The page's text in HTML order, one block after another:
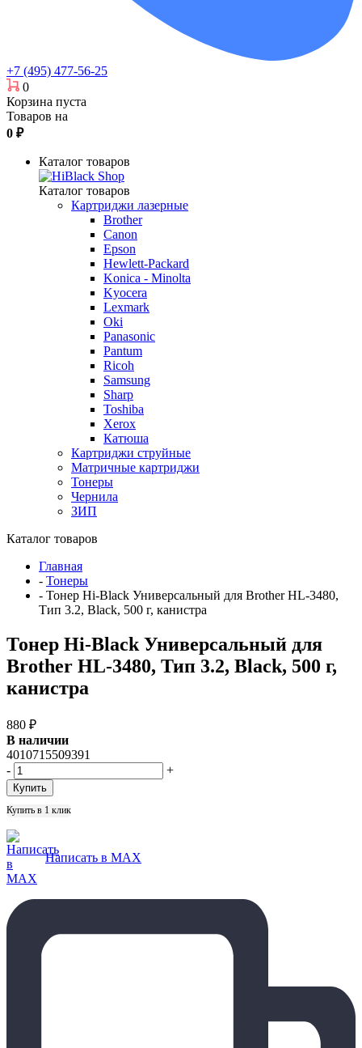
+7 (495) 477-56-25
0
Корзина пуста
Товаров на
0 ₽
Каталог товаров
Каталог товаров
Картриджи лазерные
Brother
Canon
Epson
Hewlett-Packard
Konica - Minolta
Kyocera
Lexmark
Oki
Panasonic
Pantum
Ricoh
Samsung
Sharp
Toshiba
Xerox
Катюша
Картриджи струйные
Матричные картриджи
Тонеры
Чернила
ЗИП
Каталог товаров
Главная
- Тонеры
- Тонер Hi-Black Универсальный для Brother HL-3480,
Тип 3.2, Black, 500 г, канистра
Тонер Hi-Black Универсальный для
Brother HL-3480, Тип 3.2, Black, 500 г,
канистра
880 ₽
В наличии
4010715509391
-
+
Купить в 1 клик
Написать в MAX